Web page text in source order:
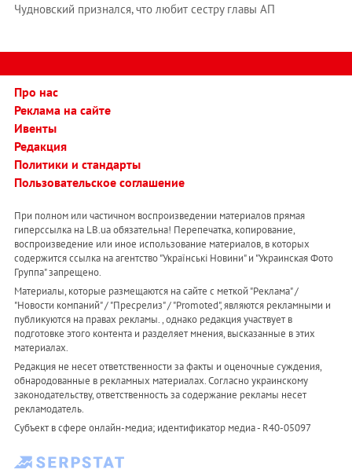
Чудновский признался, что любит сестру главы АП
Про нас
Реклама на сайте
Ивенты
Редакция
Политики и стандарты
Пользовательское соглашение
При полном или частичном воспроизведении материалов прямая
гиперссылка на LB.ua обязательна! Перепечатка, копирование,
воспроизведение или иное использование материалов, в которых
содержится ссылка на агентство "Українськi Новини" и "Украинская Фото
Группа" запрещено.
Материалы, которые размещаются на сайте с меткой "Реклама" /
"Новости компаний" / "Пресрелиз" / "Promoted", являются рекламными и
публикуются на правах рекламы. , однако редакция участвует в
подготовке этого контента и разделяет мнения, высказанные в этих
материалах.
Редакция не несет ответственности за факты и оценочные суждения,
обнародованные в рекламных материалах. Согласно украинскому
законодательству, ответственность за содержание рекламы несет
рекламодатель.
Субъект в сфере онлайн-медиа; идентификатор медиа - R40-05097